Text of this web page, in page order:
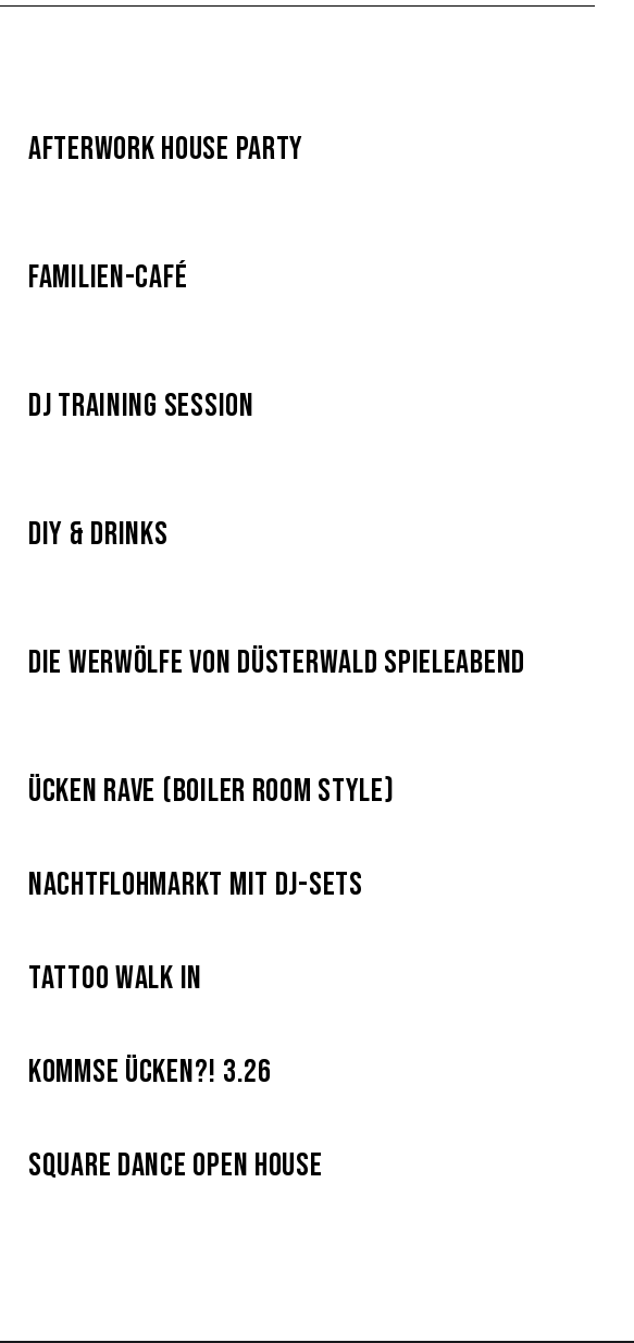
Afterwork House Party
Familien-Café
DJ Training Session
DIY & Drinks
Die Werwölfe von Düsterwald Spieleabend
Ücken Rave (Boiler Room Style)
Nachtflohmarkt mit DJ-Sets
Tattoo Walk In
Kommse Ücken?! 3.26
Square Dance Open House